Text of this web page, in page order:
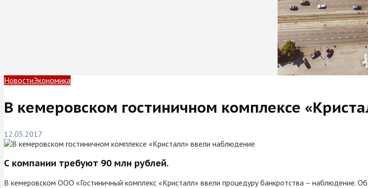
НовостиЭкономика
В кемеровском гостиничном комплексе
12.05.2017
С компании требуют 90 млн рублей.
В кемеровском ООО «Гостиничный комплекс «Кристалл» ввели процедуру банкротства – наблюдение.